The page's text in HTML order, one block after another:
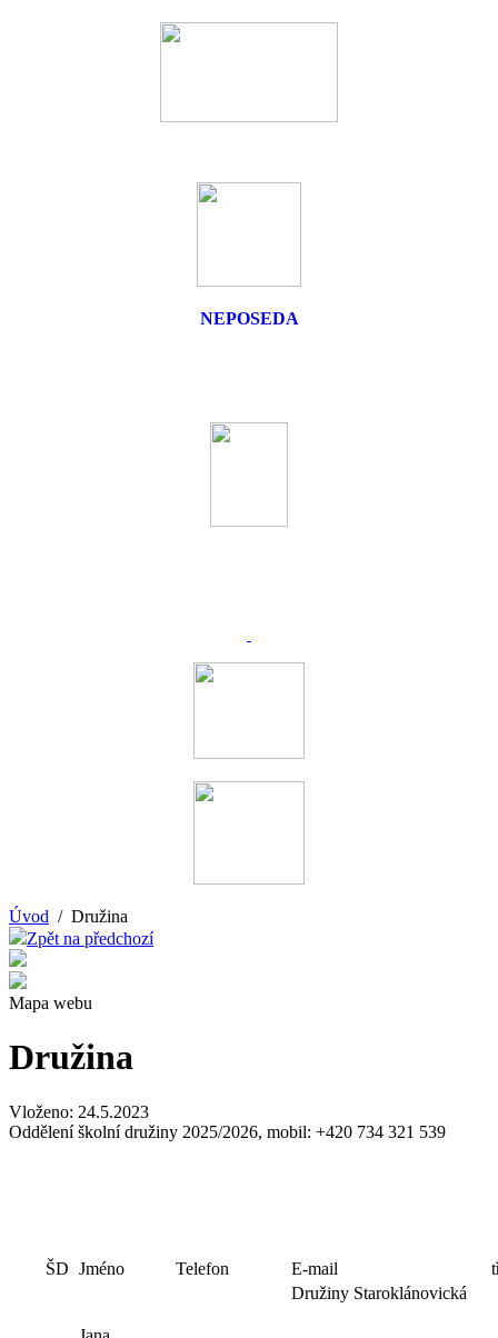
NEPOSEDA
Úvod / Družina
Zpět na předchozí
Mapa webu
Družina
Vloženo: 24.5.2023
Oddělení školní družiny 2025/2026, mobil: +420 734 321 539
ŠD Jméno Telefon E-mail
Družiny Staroklánovická